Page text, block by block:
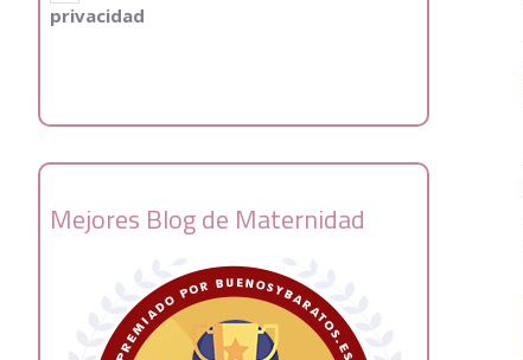
privacidad
Mejores Blog de Maternidad